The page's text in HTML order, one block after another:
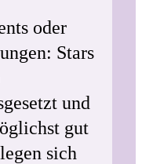
oder
Stars
und
gut
sich